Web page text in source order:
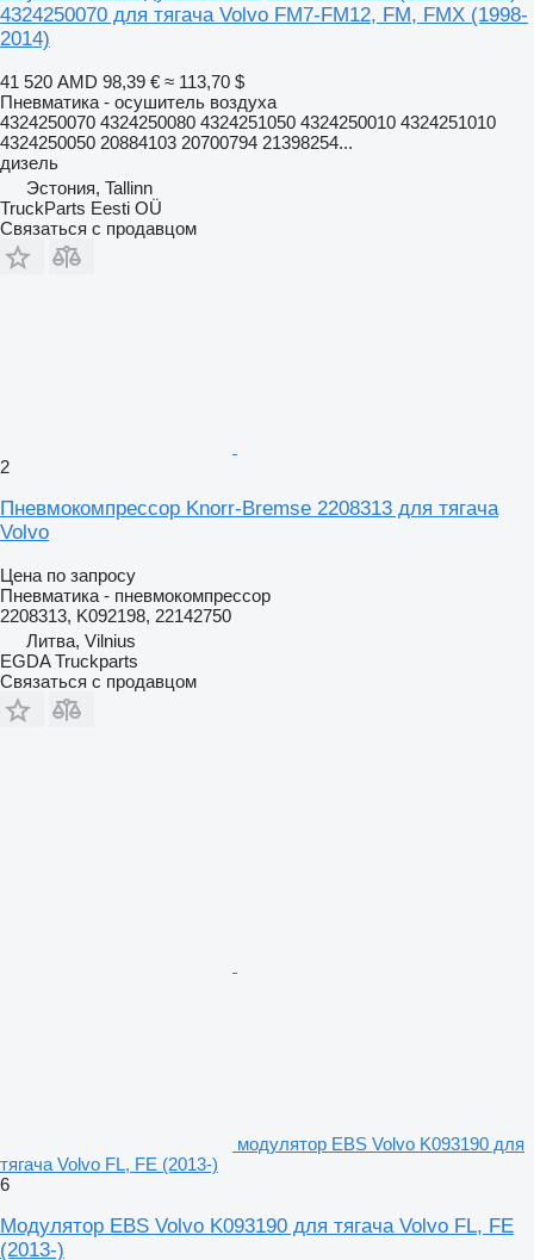
4324250070 для тягача Volvo FM7-FM12, FM, FMX (1998-
2014)
41 520 AMD 98,39 € ≈ 113,70 $
Пневматика - осушитель воздуха
4324250070 4324250080 4324251050 4324250010 4324251010
4324250050 20884103 20700794 21398254...
дизель
Эстония, Tallinn
TruckParts Eesti OÜ
Связаться с продавцом
2
Пневмокомпрессор Knorr-Bremse 2208313 для тягача
Volvo
Цена по запросу
Пневматика - пневмокомпрессор
2208313, K092198, 22142750
Литва, Vilnius
EGDA Truckparts
Связаться с продавцом
модулятор EBS Volvo K093190 для
тягача Volvo FL, FE (2013-)
6
Модулятор EBS Volvo K093190 для тягача Volvo FL, FE
(2013-)